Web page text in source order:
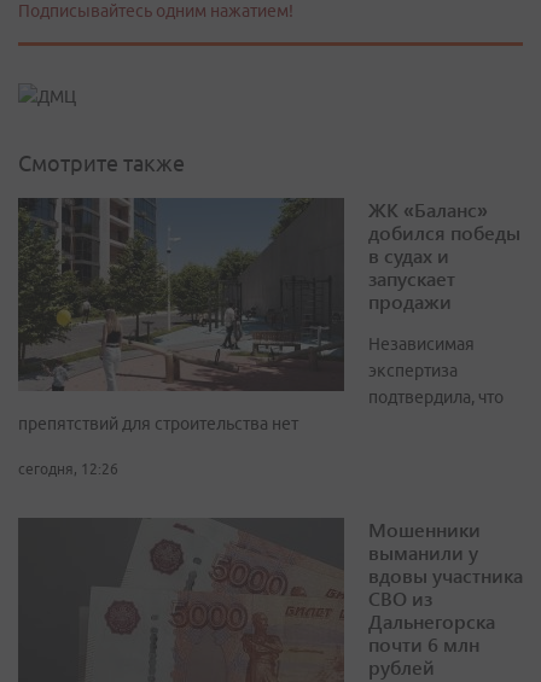
Подписывайтесь одним нажатием!
Смотрите также
ЖК «Баланс»
добился победы
в судах и
запускает
продажи
Независимая
экспертиза
подтвердила, что
препятствий для строительства нет
сегодня, 12:26
Мошенники
выманили у
вдовы участника
СВО из
Дальнегорска
почти 6 млн
рублей